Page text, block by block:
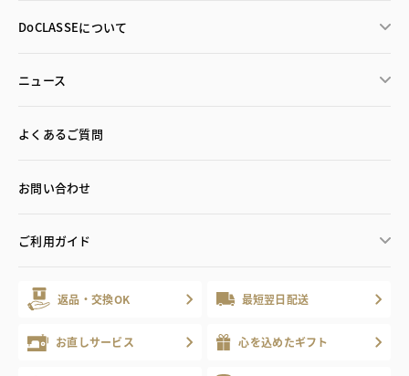
DoCLASSEについて
ニュース
よくあるご質問
お問い合わせ
ご利用ガイド
返品・交換OK 最短翌日配送
お直しサービス 心を込めたギフト